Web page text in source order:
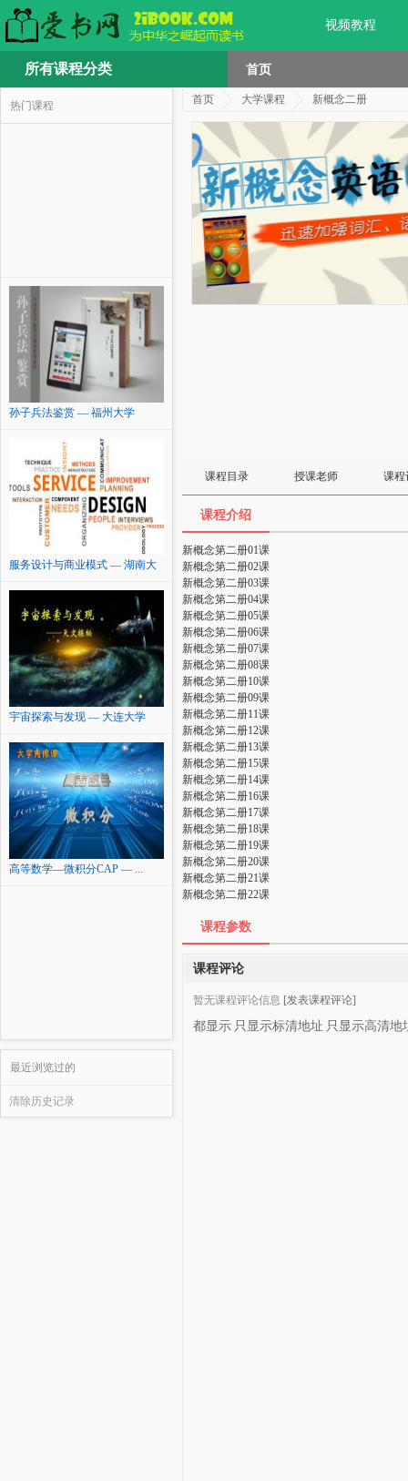
视频教程
所有课程分类 首页
热门课程
孙子兵法鉴赏 — 福州大学
服务设计与商业模式 — 湖南大
学
宇宙探索与发现 — 大连大学
高等数学—微积分CAP — ...
最近浏览过的
清除历史记录
首页 大学课程 新概念二册
课程目录 授课老师 课程
课程介绍
新概念第二册01课
新概念第二册02课
新概念第二册03课
新概念第二册04课
新概念第二册05课
新概念第二册06课
新概念第二册07课
新概念第二册08课
新概念第二册10课
新概念第二册09课
新概念第二册11课
新概念第二册12课
新概念第二册13课
新概念第二册15课
新概念第二册14课
新概念第二册16课
新概念第二册17课
新概念第二册18课
新概念第二册19课
新概念第二册20课
新概念第二册21课
新概念第二册22课
课程参数
课程评论
暂无课程评论信息 [发表课程评论]
都显示 只显示标清地址 只显示高清地